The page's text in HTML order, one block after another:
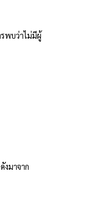
พบว่าไม่มีผู้
งมาจาก